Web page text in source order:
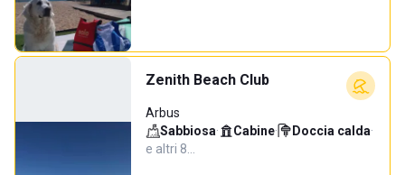
Zenith Beach Club
Arbus
Sabbiosa· Cabine· Doccia calda·
e altri 8…